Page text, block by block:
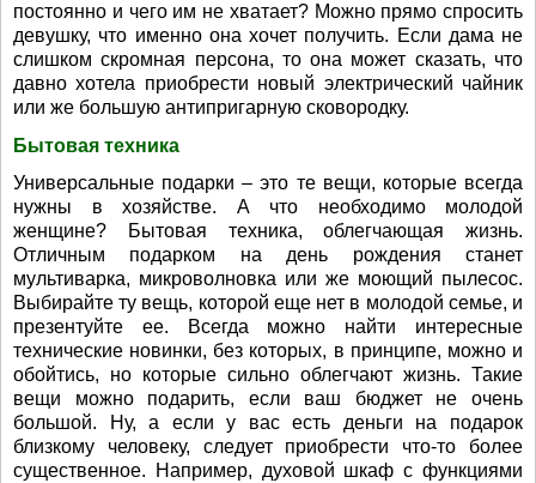
постоянно и чего им не хватает? Можно прямо спросить
девушку, что именно она хочет получить. Если дама не
слишком скромная персона, то она может сказать, что
давно хотела приобрести новый электрический чайник
или же большую антипригарную сковородку.
Бытовая техника
Универсальные подарки – это те вещи, которые всегда
нужны в хозяйстве. А что необходимо молодой
женщине? Бытовая техника, облегчающая жизнь.
Отличным подарком на день рождения станет
мультиварка, микроволновка или же моющий пылесос.
Выбирайте ту вещь, которой еще нет в молодой семье, и
презентуйте ее. Всегда можно найти интересные
технические новинки, без которых, в принципе, можно и
обойтись, но которые сильно облегчают жизнь. Такие
вещи можно подарить, если ваш бюджет не очень
большой. Ну, а если у вас есть деньги на подарок
близкому человеку, следует приобрести что-то более
существенное. Например, духовой шкаф с функциями